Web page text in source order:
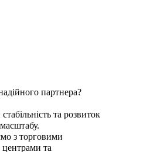
партнера?
та розвиток
з торговими
та